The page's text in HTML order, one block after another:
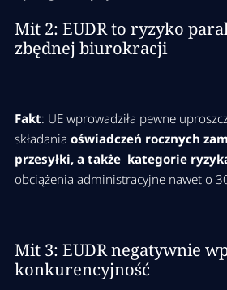
Proces składania DDS
Sesja Q&A - Panel
odpowiedzi z
Mit 2: EUDR to ryzyko
zbędnej biurokracji
Fakt: UE wprowadziła pewne
składania oświadczeń rocznych
przesyłki, a także kategorie
obciążenia administracyjne nawet o
Mit 3: EUDR negatywnie
konkurencyjność